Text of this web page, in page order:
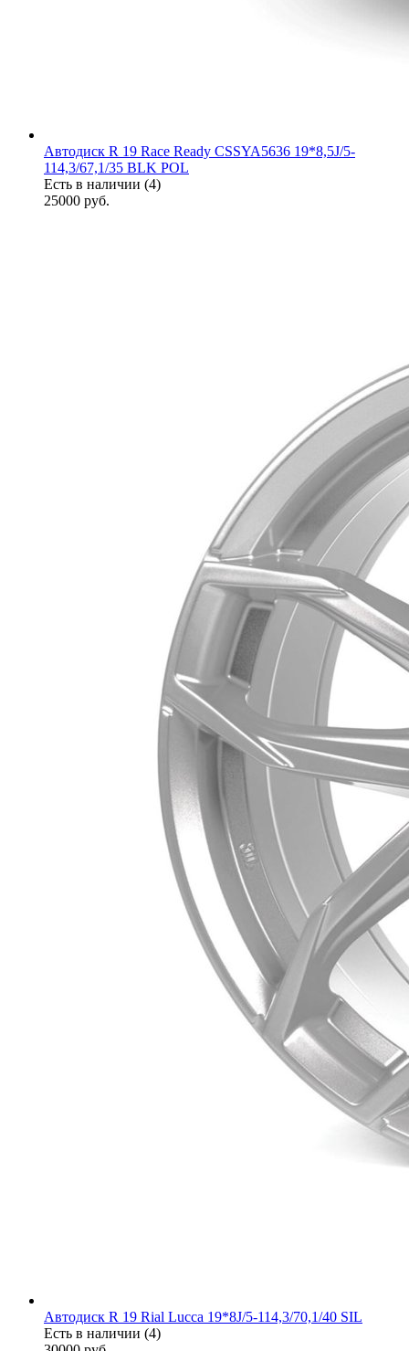
Автодиск R 19 Race Ready CSSYA5636 19*8,5J/5-
114,3/67,1/35 BLK POL
Есть в наличии (4)
25000 руб.
Автодиск R 19 Rial Lucca 19*8J/5-114,3/70,1/40 SIL
Есть в наличии (4)